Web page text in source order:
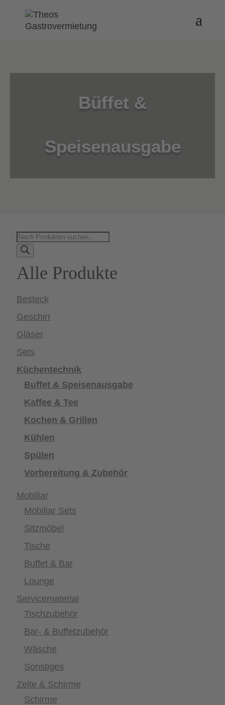
Büffet &
Speisenausgabe
Products
search
Alle Produkte
Besteck
Geschirr
Gläser
Sets
Küchentechnik
Buffet & Speisenausgabe
Kaffee & Tee
Kochen & Grillen
Kühlen
Spülen
Vorbereitung & Zubehör
Mobiliar
Mobiliar Sets
Sitzmöbel
Tische
Buffet & Bar
Lounge
Servicematerial
Tischzubehör
Bar- & Buffetzubehör
Wäsche
Sonstiges
Zelte & Schirme
Schirme